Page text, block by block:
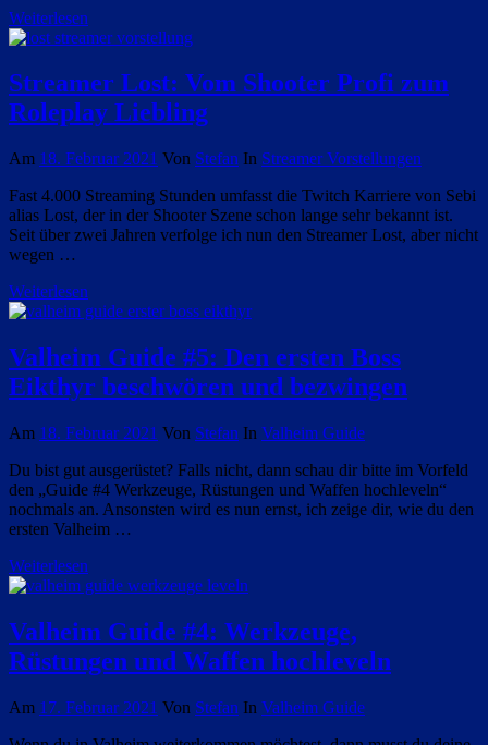
Weiterlesen
Streamer Lost: Vom Shooter Profi zum
Roleplay Liebling
Am 18. Februar 2021 Von Stefan In Streamer Vorstellungen
Fast 4.000 Streaming Stunden umfasst die Twitch Karriere von Sebi
alias Lost, der in der Shooter Szene schon lange sehr bekannt ist.
Seit über zwei Jahren verfolge ich nun den Streamer Lost, aber nicht
wegen …
Weiterlesen
Valheim Guide #5: Den ersten Boss
Eikthyr beschwören und bezwingen
Am 18. Februar 2021 Von Stefan In Valheim Guide
Du bist gut ausgerüstet? Falls nicht, dann schau dir bitte im Vorfeld
den „Guide #4 Werkzeuge, Rüstungen und Waffen hochleveln“
nochmals an. Ansonsten wird es nun ernst, ich zeige dir, wie du den
ersten Valheim …
Weiterlesen
Valheim Guide #4: Werkzeuge,
Rüstungen und Waffen hochleveln
Am 17. Februar 2021 Von Stefan In Valheim Guide